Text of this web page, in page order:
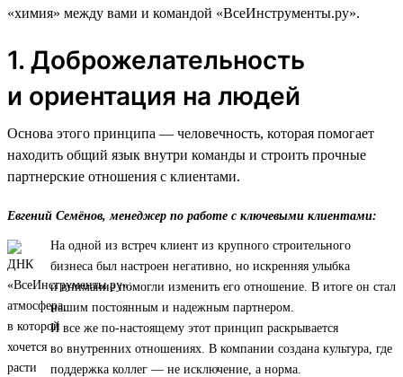
«химия» между вами и командой «ВсеИнструменты.ру».
1. Доброжелательность
и ориентация на людей
Основа этого принципа — человечность, которая помогает
находить общий язык внутри команды и строить прочные
партнерские отношения с клиентами.
Евгений Семёнов, менеджер по работе с ключевыми клиентами:
На одной из встреч клиент из крупного строительного
бизнеса был настроен негативно, но искренняя улыбка
и внимание помогли изменить его отношение. В итоге он стал
нашим постоянным и надежным партнером.
И все же по-настоящему этот принцип раскрывается
во внутренних отношениях. В компании создана культура, где
поддержка коллег — не исключение, а норма.